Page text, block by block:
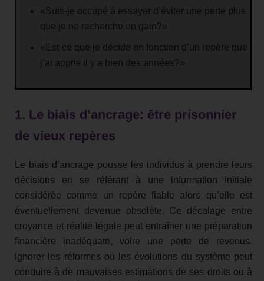
«Suis-je occupé à essayer d’éviter une perte plus
que je ne recherche un gain?»
«Est-ce que je décide en fonction d’un repère que
j’ai appris il y a bien des années?»
1. Le biais d’ancrage: être prisonnier
de vieux repères
Le biais d’ancrage pousse les individus à prendre leurs
décisions en se référant à une information initiale
considérée comme un repère fiable alors qu’elle est
éventuellement devenue obsolète. Ce décalage entre
croyance et réalité légale peut entraîner une préparation
financière inadéquate, voire une perte de revenus.
Ignorer les réformes ou les évolutions du système peut
conduire à de mauvaises estimations de ses droits ou à